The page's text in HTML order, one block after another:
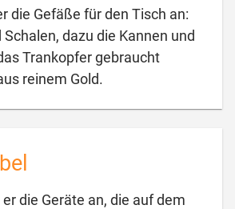
die Gefäße für den Tisch an:
dazu die Kannen und
Trankopfer gebraucht
reinem Gold.
die Geräte an, die auf dem